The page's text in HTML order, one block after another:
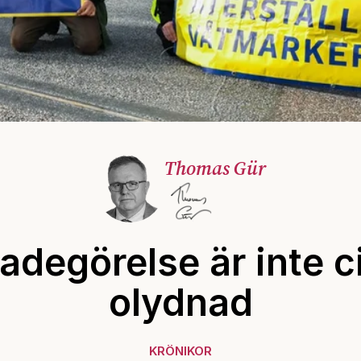
Thomas Gür
är inte
olydnad
KRÖNIKOR